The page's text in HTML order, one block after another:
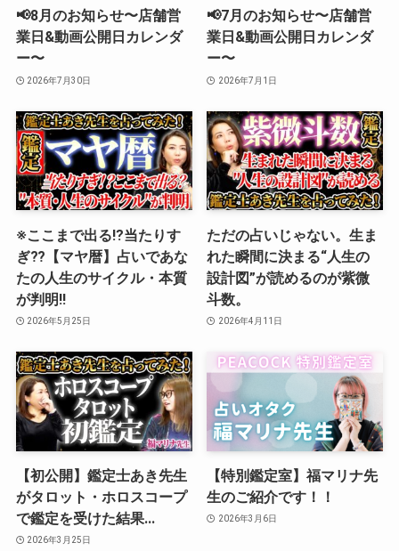
📢8月のお知らせ〜店舗営
業日&動画公開日カレンダ
ー〜
2026年7月30日
📢7月のお知らせ〜店舗営
業日&動画公開日カレンダ
ー〜
2026年7月1日
※ここまで出る⁉︎当たりす
ぎ⁇【マヤ暦】占いであな
たの人生のサイクル・本質
が判明‼️
2026年5月25日
ただの占いじゃない。生ま
れた瞬間に決まる“人生の
設計図”が読めるのが紫微
斗数。
2026年4月11日
【初公開】鑑定士あき先生
がタロット・ホロスコープ
で鑑定を受けた結果…
2026年3月25日
【特別鑑定室】福マリナ先
生のご紹介です！！
2026年3月6日